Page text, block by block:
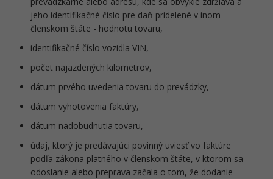
jeho identifikačné číslo pre daň pridelené v inom
členskom štáte - hodnotu tovaru,
identifikačné číslo vozidla VIN,
počet najazdených kilometrov,
dátum prvého uvedenia tovaru do prevádzky,
dátum vyhotovenia faktúry,
dátum nadobudnutia tovaru,
údaj, ktorý je predávajúci povinný uviesť vo faktúre
podľa zákona platného v členskom štáte, v ktorom sa
odoslanie alebo preprava začala o tom, že dodanie